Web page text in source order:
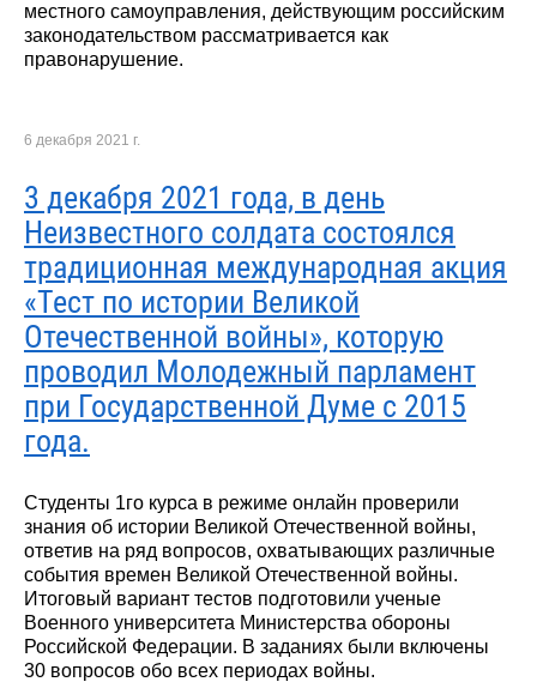
местного самоуправления, действующим российским
законодательством рассматривается как
правонарушение.
6 декабря 2021 г.
3 декабря 2021 года, в день
Неизвестного солдата состоялся
традиционная международная акция
«Тест по истории Великой
Отечественной войны», которую
проводил Молодежный парламент
при Государственной Думе с 2015
года.
Студенты 1го курса в режиме онлайн проверили
знания об истории Великой Отечественной войны,
ответив на ряд вопросов, охватывающих различные
события времен Великой Отечественной войны.
Итоговый вариант тестов подготовили ученые
Военного университета Министерства обороны
Российской Федерации. В заданиях были включены
30 вопросов обо всех периодах войны.